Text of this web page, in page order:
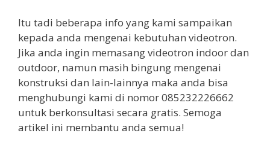
Itu tadi beberapa info yang kami sampaikan
kepada anda mengenai kebutuhan videotron.
Jika anda ingin memasang videotron indoor dan
outdoor, namun masih bingung mengenai
konstruksi dan lain-lainnya maka anda bisa
menghubungi kami di nomor 085232226662
untuk berkonsultasi secara gratis. Semoga
artikel ini membantu anda semua!